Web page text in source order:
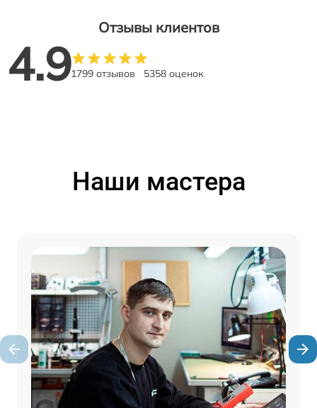
Отзывы клиентов
4.91799 отзывов 5358 оценок
Наши мастера